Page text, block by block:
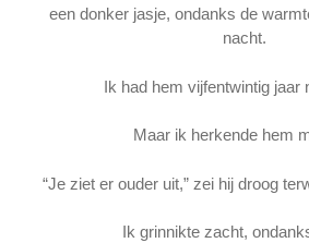
een donker jasje, ondanks de
nacht.
Ik had hem vijfentwintig jaar
Maar ik herkende hem
“Je ziet er ouder uit,” zei hij droog
Ik grinnikte zacht,